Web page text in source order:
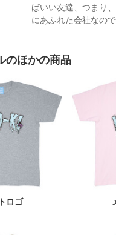
ばいい友達、つまり
にあふれた会社なので
のほかの商品
ロゴ